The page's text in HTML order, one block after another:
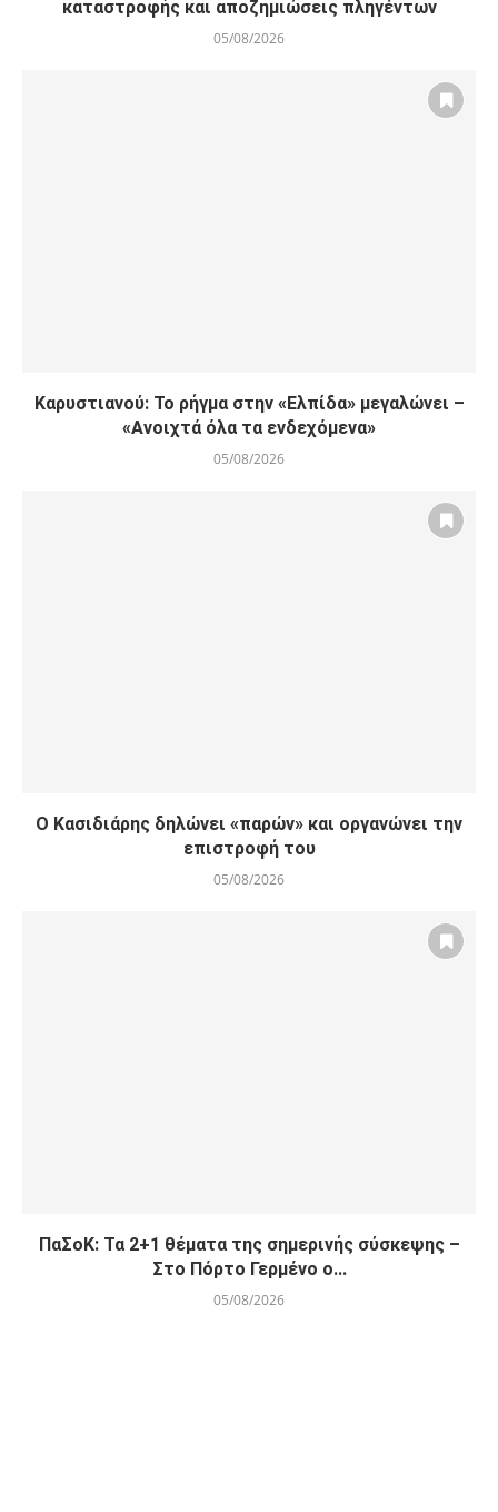
καταστροφής και αποζημιώσεις πληγέντων
05/08/2026
Καρυστιανού: Το ρήγμα στην «Ελπίδα» μεγαλώνει –
«Ανοιχτά όλα τα ενδεχόμενα»
05/08/2026
Ο Κασιδιάρης δηλώνει «παρών» και οργανώνει την
επιστροφή του
05/08/2026
ΠαΣοΚ: Τα 2+1 θέματα της σημερινής σύσκεψης –
Στο Πόρτο Γερμένο ο...
05/08/2026